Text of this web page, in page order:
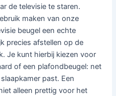
de televisie te staren.
maken van onze
beugel een echte
precies afstellen op de
Je kunt hierbij kiezen voor
of een plafondbeugel: net
past. Een
alleen prettig voor het